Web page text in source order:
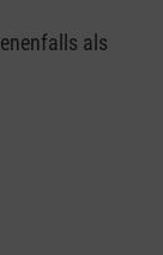
als